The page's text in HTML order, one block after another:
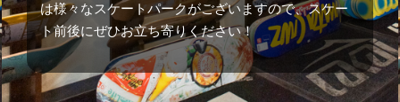
は様々なスケートパークがございますので、スケー
ト前後にぜひお立ち寄りください！